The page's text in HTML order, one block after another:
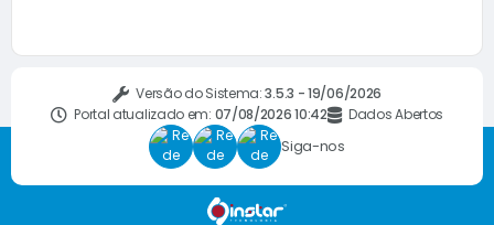
Versão do Sistema:3.5.3 - 19/06/2026
Portal atualizado em: 07/08/2026 10:42 Dados Abertos
Siga-nos